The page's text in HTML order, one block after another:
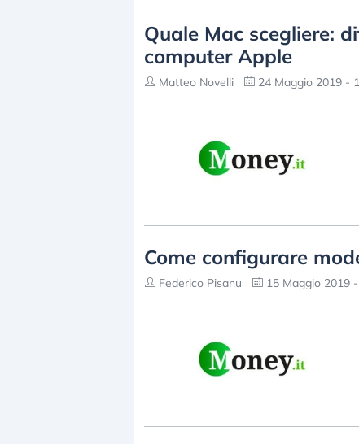
Quale Mac scegliere:
computer Apple
Matteo Novelli 24 Maggio 2019 -
Come configurare
Federico Pisanu 15 Maggio 2019